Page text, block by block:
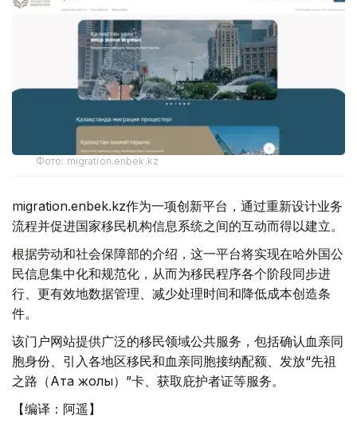
Фото: migration.enbek.kz
migration.enbek.kz作为一项创新平台，通过重新设计业务
流程并促进国家移民机构信息系统之间的互动而得以建立。
根据劳动和社会保障部的介绍，这一平台将实现在哈外国公
民信息集中化和规范化，从而为移民程序各个阶段同步进
行、更有效地数据管理、减少处理时间和降低成本创造条
件。
该门户网站提供广泛的移民领域公共服务，包括确认血亲同
胞身份、引入各地区移民和血亲同胞接纳配额、发放“先祖
之路（Ата жолы）”卡、获取庇护者证等服务。
【编译：阿遥】